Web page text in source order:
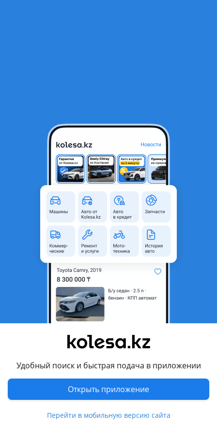
Удобный поиск и быстрая подача в приложении
Открыть приложение
Перейти в мобильную версию сайта
Mercedes-Benz E 260 1990 года
Объявление находится в архиве и может быть
аварийная/не на ходу
Шымкент, Туркестанская
1987 - 1993 W124
рестайлинг
Объем двигателя, л
2.6 (бензин)
300 000 км
Коробка передач
Автомат
Привод
Задний привод
Руль
Слева
Растаможен в Казахстане